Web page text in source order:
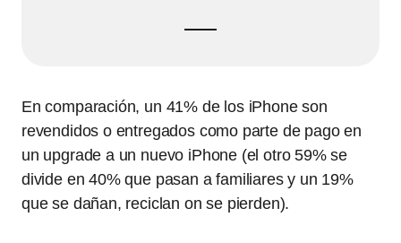
En comparación, un 41% de los iPhone son
revendidos o entregados como parte de pago en
un upgrade a un nuevo iPhone (el otro 59% se
divide en 40% que pasan a familiares y un 19%
que se dañan, reciclan on se pierden).